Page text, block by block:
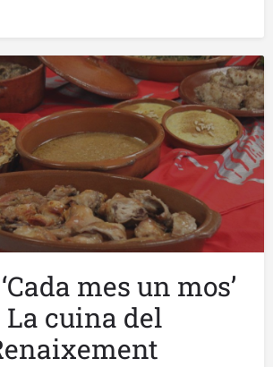
mes un mos’
La cuina del